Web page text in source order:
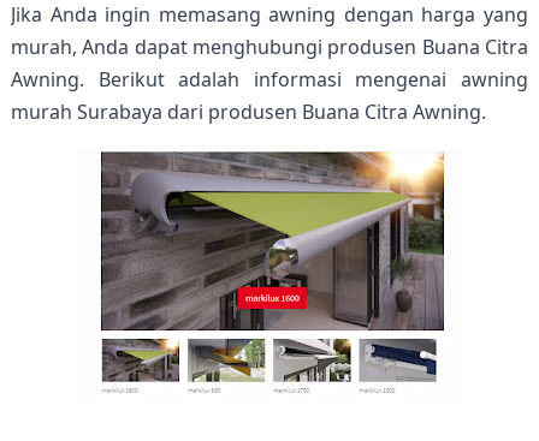
Jika Anda ingin memasang awning dengan harga yang
murah, Anda dapat menghubungi produsen Buana Citra
Awning. Berikut adalah informasi mengenai awning
murah Surabaya dari produsen Buana Citra Awning.